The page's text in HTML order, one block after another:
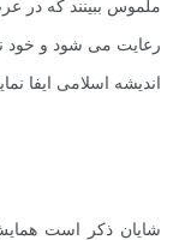
ملموس ببینند که در
رعایت می شود و خود
اندیشه اسلامی ایفا
شایان ذکر است